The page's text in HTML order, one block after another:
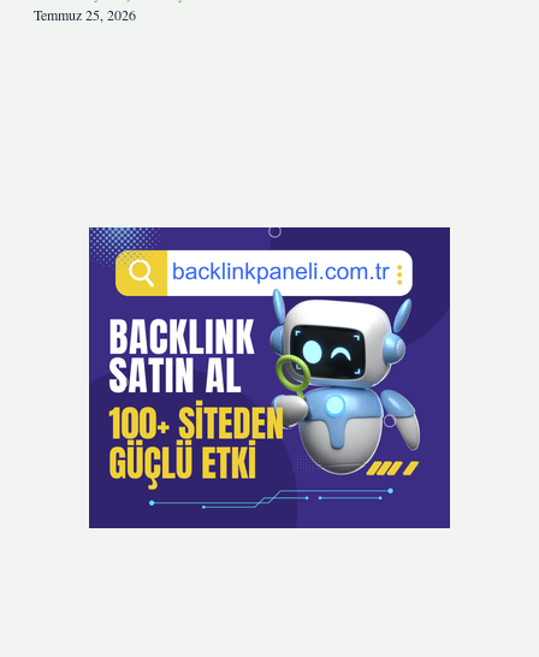
Temmuz 25, 2026